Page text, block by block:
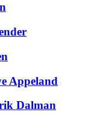
Appeland
Dalman